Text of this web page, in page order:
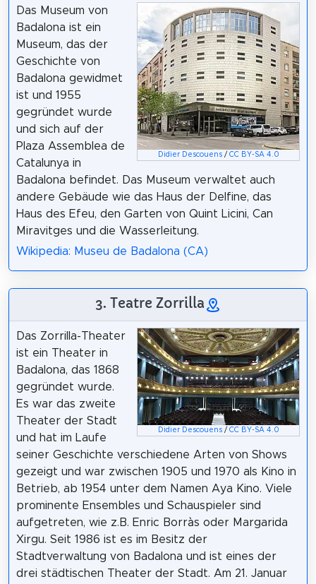
Didier Descouens/ CC BY-SA 4.0
Das Museum von
Badalona ist ein
Museum, das der
Geschichte von
Badalona gewidmet
ist und 1955
gegründet wurde
und sich auf der
Plaza Assemblea de
Catalunya in
Badalona befindet. Das Museum verwaltet auch
andere Gebäude wie das Haus der Delfine, das
Haus des Efeu, den Garten von Quint Licini, Can
Miravitges und die Wasserleitung.
Wikipedia: Museu de Badalona (CA)
3. Teatre Zorrilla
Didier Descouens/ CC BY-SA 4.0
Das Zorrilla-Theater
ist ein Theater in
Badalona, das 1868
gegründet wurde.
Es war das zweite
Theater der Stadt
und hat im Laufe
seiner Geschichte verschiedene Arten von Shows
gezeigt und war zwischen 1905 und 1970 als Kino in
Betrieb, ab 1954 unter dem Namen Aya Kino. Viele
prominente Ensembles und Schauspieler sind
aufgetreten, wie z.B. Enric Borràs oder Margarida
Xirgu. Seit 1986 ist es im Besitz der
Stadtverwaltung von Badalona und ist eines der
drei städtischen Theater der Stadt. Am 21. Januar